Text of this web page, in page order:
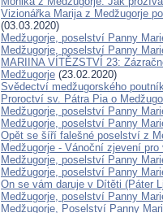
Vizionářka Marija z Medžugorje
(03.03.2020)
Medžugorje, poselství Panny
Medžugorje, poselství Panny
MARIINA VÍTĚZSTVÍ 23:
Medžugorje (23.02.2020)
Svědectví medžugorského
Proroctví sv. Pátra Pia o
Medžugorje, poselství Panny
Medžugorje, poselství Panny
Opět se šíří falešné poselství z
Medžugorje - Vánoční zjevení
Medžugorje, poselství Panny
Medžugorje, poselství Panny
On se vám daruje v Dítěti (Páter
Medžugorje, poselství Panny
Medžugorje, Poselství Panny